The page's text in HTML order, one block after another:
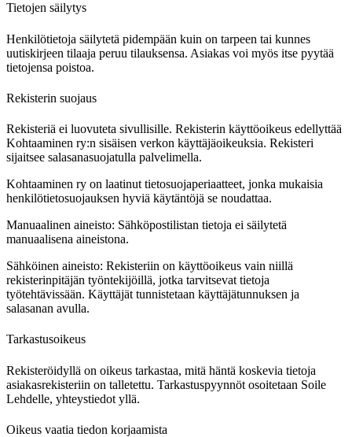
Tietojen säilytys
Henkilötietoja säilytetä pidempään kuin on tarpeen tai kunnes
uutiskirjeen tilaaja peruu tilauksensa. Asiakas voi myös itse pyytää
tietojensa poistoa.
Rekisterin suojaus
Rekisteriä ei luovuteta sivullisille. Rekisterin käyttöoikeus edellyttää
Kohtaaminen ry:n sisäisen verkon käyttäjäoikeuksia. Rekisteri
sijaitsee salasanasuojatulla palvelimella.
Kohtaaminen ry on laatinut tietosuojaperiaatteet, jonka mukaisia
henkilötietosuojauksen hyviä käytäntöjä se noudattaa.
Manuaalinen aineisto: Sähköpostilistan tietoja ei säilytetä
manuaalisena aineistona.
Sähköinen aineisto: Rekisteriin on käyttöoikeus vain niillä
rekisterinpitäjän työntekijöillä, jotka tarvitsevat tietoja
työtehtävissään. Käyttäjät tunnistetaan käyttäjätunnuksen ja
salasanan avulla.
Tarkastusoikeus
Rekisteröidyllä on oikeus tarkastaa, mitä häntä koskevia tietoja
asiakasrekisteriin on talletettu. Tarkastuspyynnöt osoitetaan Soile
Lehdelle, yhteystiedot yllä.
Oikeus vaatia tiedon korjaamista